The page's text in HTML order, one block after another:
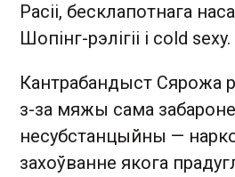
Расіі, бесклапотнага
Шопінг-рэлігіі i cold sexy.
Кантрабандыст Сярожа
з-за мяжы сама
несубстанцыйны —
захоўванне якога